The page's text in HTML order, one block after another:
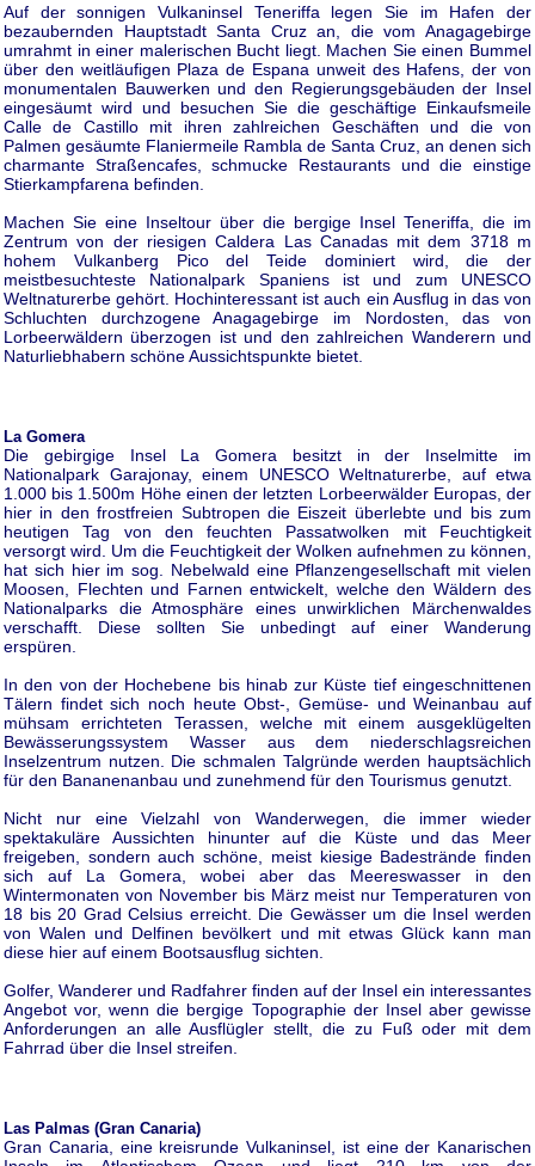
Auf der sonnigen Vulkaninsel Teneriffa legen Sie im Hafen der
bezaubernden Hauptstadt Santa Cruz an, die vom Anagagebirge
umrahmt in einer malerischen Bucht liegt. Machen Sie einen Bummel
über den weitläufigen Plaza de Espana unweit des Hafens, der von
monumentalen Bauwerken und den Regierungsgebäuden der Insel
eingesäumt wird und besuchen Sie die geschäftige Einkaufsmeile
Calle de Castillo mit ihren zahlreichen Geschäften und die von
Palmen gesäumte Flaniermeile Rambla de Santa Cruz, an denen sich
charmante Straßencafes, schmucke Restaurants und die einstige
Stierkampfarena befinden.
Machen Sie eine Inseltour über die bergige Insel Teneriffa, die im
Zentrum von der riesigen Caldera Las Canadas mit dem 3718 m
hohem Vulkanberg Pico del Teide dominiert wird, die der
meistbesuchteste Nationalpark Spaniens ist und zum UNESCO
Weltnaturerbe gehört. Hochinteressant ist auch ein Ausflug in das von
Schluchten durchzogene Anagagebirge im Nordosten, das von
Lorbeerwäldern überzogen ist und den zahlreichen Wanderern und
Naturliebhabern schöne Aussichtspunkte bietet.
La Gomera
Die gebirgige Insel La Gomera besitzt in der Inselmitte im
Nationalpark Garajonay, einem UNESCO Weltnaturerbe, auf etwa
1.000 bis 1.500m Höhe einen der letzten Lorbeerwälder Europas, der
hier in den frostfreien Subtropen die Eiszeit überlebte und bis zum
heutigen Tag von den feuchten Passatwolken mit Feuchtigkeit
versorgt wird. Um die Feuchtigkeit der Wolken aufnehmen zu können,
hat sich hier im sog. Nebelwald eine Pflanzengesellschaft mit vielen
Moosen, Flechten und Farnen entwickelt, welche den Wäldern des
Nationalparks die Atmosphäre eines unwirklichen Märchenwaldes
verschafft. Diese sollten Sie unbedingt auf einer Wanderung
erspüren.
In den von der Hochebene bis hinab zur Küste tief eingeschnittenen
Tälern findet sich noch heute Obst-, Gemüse- und Weinanbau auf
mühsam errichteten Terassen, welche mit einem ausgeklügelten
Bewässerungssystem Wasser aus dem niederschlagsreichen
Inselzentrum nutzen. Die schmalen Talgründe werden hauptsächlich
für den Bananenanbau und zunehmend für den Tourismus genutzt.
Nicht nur eine Vielzahl von Wanderwegen, die immer wieder
spektakuläre Aussichten hinunter auf die Küste und das Meer
freigeben, sondern auch schöne, meist kiesige Badestrände finden
sich auf La Gomera, wobei aber das Meereswasser in den
Wintermonaten von November bis März meist nur Temperaturen von
18 bis 20 Grad Celsius erreicht. Die Gewässer um die Insel werden
von Walen und Delfinen bevölkert und mit etwas Glück kann man
diese hier auf einem Bootsausflug sichten.
Golfer, Wanderer und Radfahrer finden auf der Insel ein interessantes
Angebot vor, wenn die bergige Topographie der Insel aber gewisse
Anforderungen an alle Ausflügler stellt, die zu Fuß oder mit dem
Fahrrad über die Insel streifen.
Las Palmas (Gran Canaria)
Gran Canaria, eine kreisrunde Vulkaninsel, ist eine der Kanarischen